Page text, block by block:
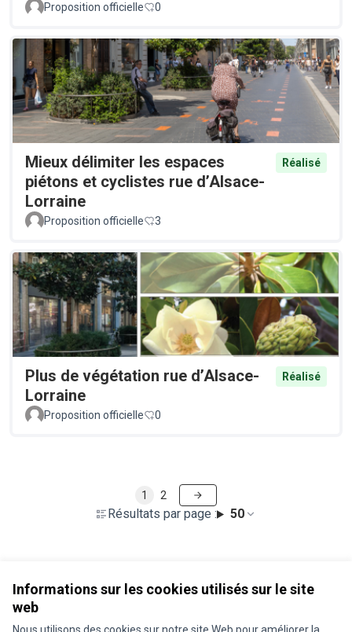
Informations sur les cookies utilisés sur le site
web
Proposition officielle
0
Mieux délimiter les espaces
piétons et cyclistes rue d’Alsace-
Lorraine
Réalisé
Proposition officielle 3
Plus de végétation rue d’Alsace-
Lorraine
Réalisé
Proposition officielle 0
Résultats par page : 50
1 2